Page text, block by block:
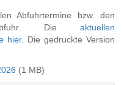
Abfuhrtermine bzw. den
Die aktuellen
hier. Die gedruckte Version
(1 MB)